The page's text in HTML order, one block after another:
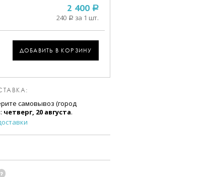
2 400 a
240 a за 1 шт.
ДОБАВИТЬ В КОРЗИНУ
самовывоз (город
четверг, 20 августа.